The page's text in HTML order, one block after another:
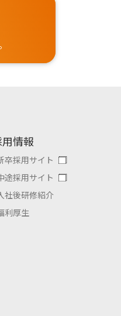
情報
卒採用サイト
途採用サイト
社後研修紹介
利厚生